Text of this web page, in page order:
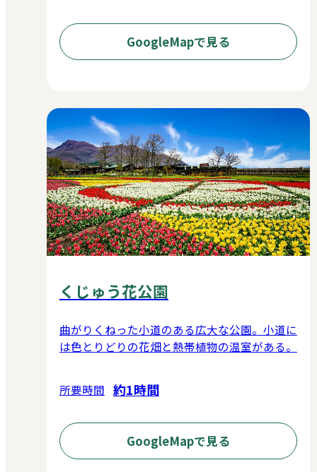
GoogleMapで見る
くじゅう花公園
曲がりくねった小道のある広大な公園。小道に
は色とりどりの花畑と熱帯植物の温室がある。
所要時間 約1時間
GoogleMapで見る